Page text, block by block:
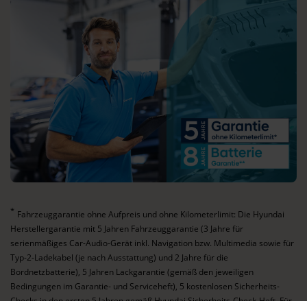
* Fahrzeuggarantie ohne Aufpreis und ohne Kilometerlimit: Die Hyundai
Herstellergarantie mit 5 Jahren Fahrzeuggarantie (3 Jahre für
serienmäßiges Car-Audio-Gerät inkl. Navigation bzw. Multimedia sowie für
Typ-2-Ladekabel (je nach Ausstattung) und 2 Jahre für die
Bordnetzbatterie), 5 Jahren Lackgarantie (gemäß den jeweiligen
Bedingungen im Garantie- und Serviceheft), 5 kostenlosen Sicherheits-